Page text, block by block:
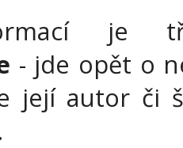
je
- jde opět o
její autor či